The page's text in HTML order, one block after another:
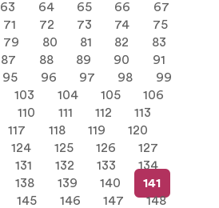
63 64 65 66
67
71 72 73 74
75
79 80 81 82
83
87 88 89 90
91
95 96 97 98
99
103 104 105
106
110 111 112
113
117 118 119
120
124 125 126
127
131 132 133
134
138 139 140
141
145 146 147
148